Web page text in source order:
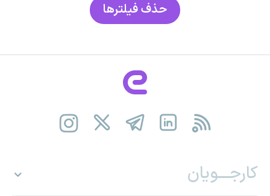
حذف فیلتر‌ها
کارجـــویان